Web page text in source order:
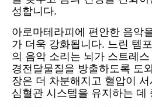
성합니다.
아로마테라피에 편안한 음악
가 더욱 강화됩니다. 느린 템
의 음악 소리는 뇌가 스트레
경전달물질을 방출하도록 도
장은 더 차분해지고 혈압이
심혈관 시스템을 유지하는 데